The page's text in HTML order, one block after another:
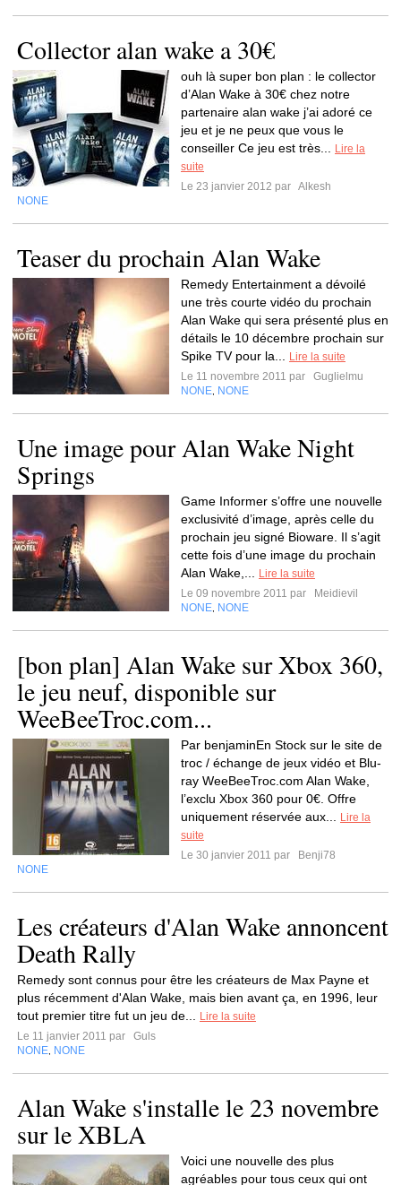
Collector alan wake a 30€
ouh là super bon plan : le collector
d’Alan Wake à 30€ chez notre
partenaire alan wake j’ai adoré ce
jeu et je ne peux que vous le
conseiller Ce jeu est très...
Lire la
suite
Le 23 janvier 2012 par Alkesh
NONE
Teaser du prochain Alan Wake
Remedy Entertainment a dévoilé
une très courte vidéo du prochain
Alan Wake qui sera présenté plus en
détails le 10 décembre prochain sur
Spike TV pour la...
Lire la suite
Le 11 novembre 2011 par
Guglielmu
NONE NONE
Une image pour Alan Wake Night
Springs
Game Informer s’offre une nouvelle
exclusivité d’image, après celle du
prochain jeu signé Bioware. Il s’agit
cette fois d’une image du prochain
Alan Wake,...
Lire la suite
Le 09 novembre 2011 par
Meidievil
NONE NONE
[bon plan] Alan Wake sur Xbox 360,
le jeu neuf, disponible sur
WeeBeeTroc.com...
Par benjaminEn Stock sur le site de
troc / échange de jeux vidéo et Blu-
ray WeeBeeTroc.com Alan Wake,
l’exclu Xbox 360 pour 0€. Offre
uniquement réservée aux...
Lire la
suite
Le 30 janvier 2011 par
Benji78
NONE
Les créateurs d'Alan Wake annoncent
Death Rally
Remedy sont connus pour être les créateurs de Max Payne et
plus récemment d'Alan Wake, mais bien avant ça, en 1996, leur
tout premier titre fut un jeu de...
Lire la suite
Le 11 janvier 2011 par
Guls
NONE NONE
Alan Wake s'installe le 23 novembre
sur le XBLA
Voici une nouvelle des plus
agréables pour tous ceux qui ont